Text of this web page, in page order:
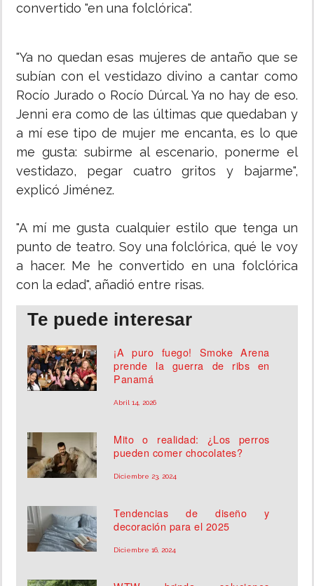
convertido "en una folclórica".
"Ya no quedan esas mujeres de antaño que se
subían con el vestidazo divino a cantar como
Rocío Jurado o Rocío Dúrcal. Ya no hay de eso.
Jenni era como de las últimas que quedaban y
a mí ese tipo de mujer me encanta, es lo que
me gusta: subirme al escenario, ponerme el
vestidazo, pegar cuatro gritos y bajarme",
explicó Jiménez.
"A mí me gusta cualquier estilo que tenga un
punto de teatro. Soy una folclórica, qué le voy
a hacer. Me he convertido en una folclórica
con la edad", añadió entre risas.
Te puede interesar
¡A puro fuego! Smoke Arena
prende la guerra de ribs en
Panamá
Abril 14, 2026
Mito o realidad: ¿Los perros
pueden comer chocolates?
Diciembre 23, 2024
Tendencias de diseño y
decoración para el 2025
Diciembre 16, 2024